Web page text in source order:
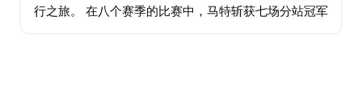
行之旅。 在八个赛季的比赛中，马特斩获七场分站冠军